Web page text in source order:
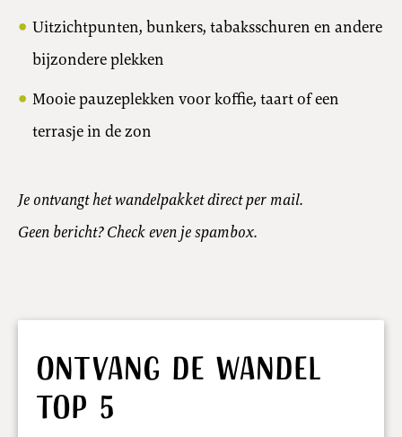
Uitzichtpunten, bunkers, tabaksschuren en andere
bijzondere plekken
Mooie pauzeplekken voor koffie, taart of een
terrasje in de zon
Je ontvangt het wandelpakket direct per mail.
Geen bericht? Check even je spambox.
Ontvang de Wandel
Top 5